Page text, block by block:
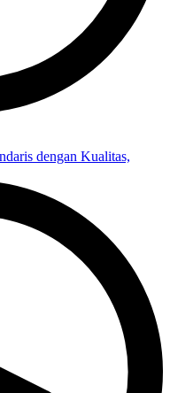
dengan Kualitas,